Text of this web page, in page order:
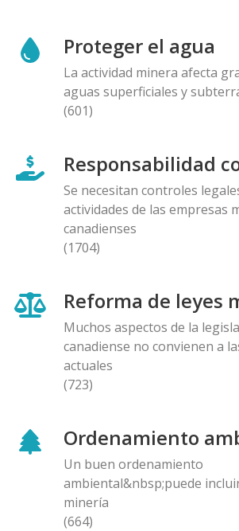
Proteger el agua
La actividad minera afecta
aguas superficiales y
(601)
Responsabilidad
Se necesitan controles
actividades de las empresas
canadienses
(1704)
Reforma de leyes
Muchos aspectos de la
canadiense no convienen a
actuales
(723)
Ordenamiento
Un buen ordenamiento
ambiental&nbsp;puede
minería
(664)